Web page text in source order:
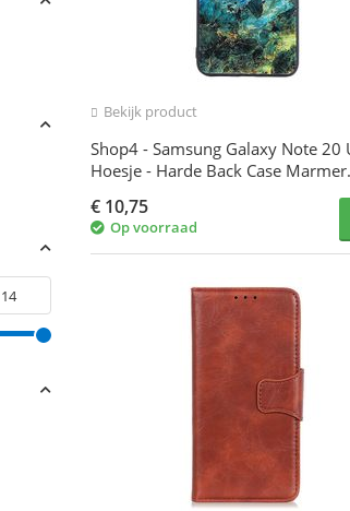
Bekijk product
Shop4 - Samsung Galaxy Note 20
Hoesje - Harde Back Case Marmer
€ 10,75
Op voorraad